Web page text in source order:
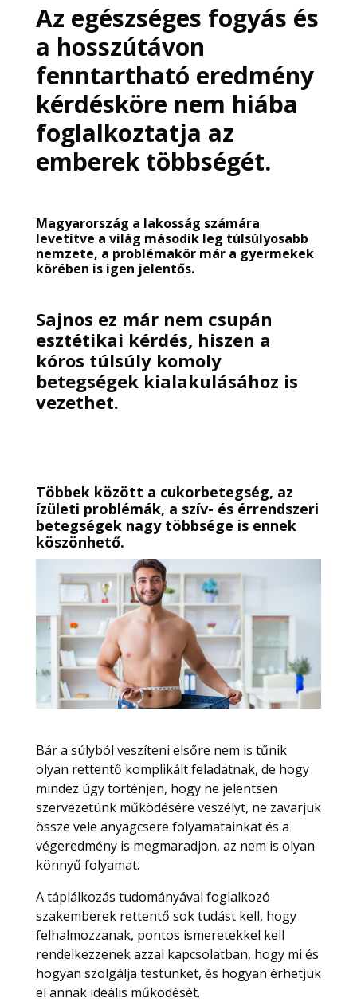
Az egészséges fogyás és
a hosszútávon
fenntartható eredmény
kérdésköre nem hiába
foglalkoztatja az
emberek többségét.
Magyarország a lakosság számára
levetítve a világ második leg túlsúlyosabb
nemzete, a problémakör már a gyermekek
körében is igen jelentős.
Sajnos ez már nem csupán
esztétikai kérdés, hiszen a
kóros túlsúly komoly
betegségek kialakulásához is
vezethet.
Többek között a cukorbetegség, az
ízületi problémák, a szív- és érrendszeri
betegségek nagy többsége is ennek
köszönhető.
Bár a súlyból veszíteni elsőre nem is tűnik
olyan rettentő komplikált feladatnak, de hogy
mindez úgy történjen, hogy ne jelentsen
szervezetünk működésére veszélyt, ne zavarjuk
össze vele anyagcsere folyamatainkat és a
végeredmény is megmaradjon, az nem is olyan
könnyű folyamat.
A táplálkozás tudományával foglalkozó
szakemberek rettentő sok tudást kell, hogy
felhalmozzanak, pontos ismeretekkel kell
rendelkezzenek azzal kapcsolatban, hogy mi és
hogyan szolgálja testünket, és hogyan érhetjük
el annak ideális működését.